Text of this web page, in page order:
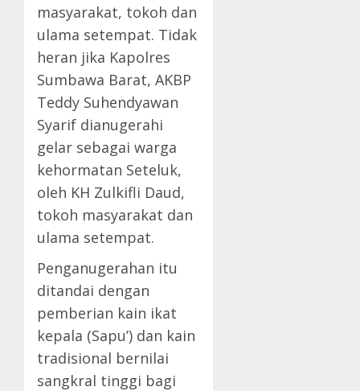
masyarakat, tokoh dan
ulama setempat. Tidak
heran jika Kapolres
Sumbawa Barat, AKBP
Teddy Suhendyawan
Syarif dianugerahi
gelar sebagai warga
kehormatan Seteluk,
oleh KH Zulkifli Daud,
tokoh masyarakat dan
ulama setempat.
Penganugerahan itu
ditandai dengan
pemberian kain ikat
kepala (Sapu’) dan kain
tradisional bernilai
sangkral tinggi bagi